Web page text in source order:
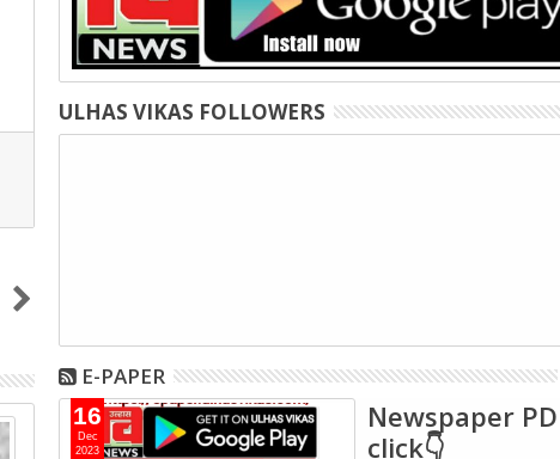
07 16
Dec
ULHAS VIKAS FOLLOWERS
E-PAPER
16
Dec
2023
Newspaper
click👇